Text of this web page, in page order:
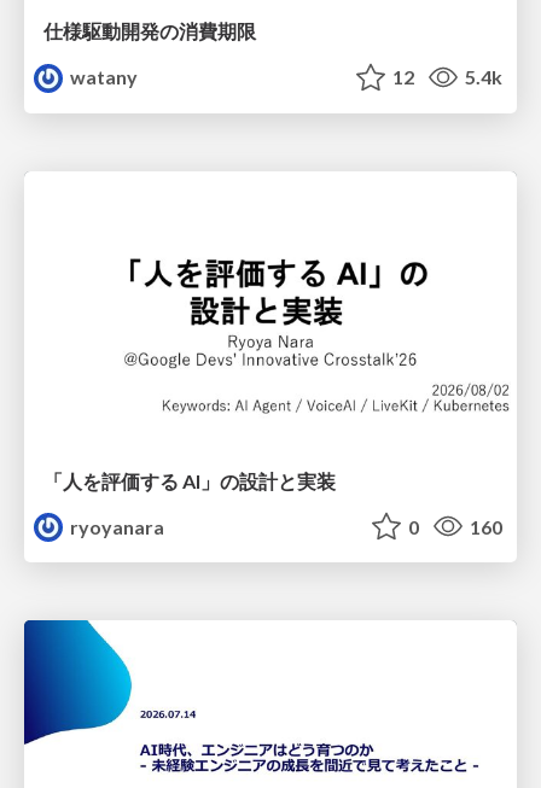
仕様駆動開発の消費期限
watany
12 5.4k
「人を評価する AI」の 設計と実装
ryoyanara
0 160